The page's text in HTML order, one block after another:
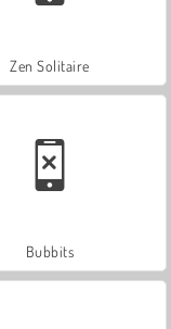
Zen Solitaire
Bubbits